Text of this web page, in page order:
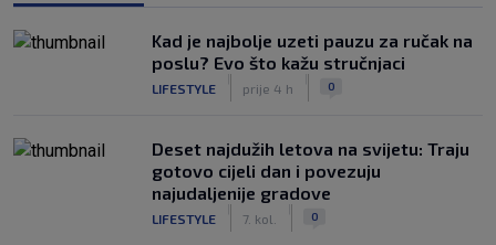
Kad je najbolje uzeti pauzu za ručak na
poslu? Evo što kažu stručnjaci
LIFESTYLE prije 4 h 0
Deset najdužih letova na svijetu: Traju
gotovo cijeli dan i povezuju
najudaljenije gradove
LIFESTYLE 7. kol. 0